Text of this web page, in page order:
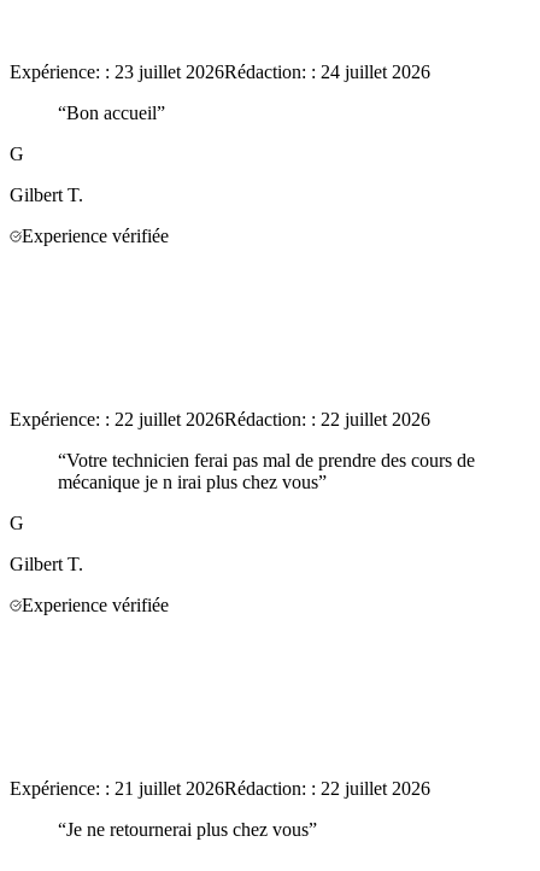
Expérience: : 23 juillet 2026Rédaction: : 24 juillet 2026
“Bon accueil”
G
Gilbert T.
Experience vérifiée
Expérience: : 22 juillet 2026Rédaction: : 22 juillet 2026
“Votre technicien ferai pas mal de prendre des cours de
mécanique je n irai plus chez vous”
G
Gilbert T.
Experience vérifiée
Expérience: : 21 juillet 2026Rédaction: : 22 juillet 2026
“Je ne retournerai plus chez vous”